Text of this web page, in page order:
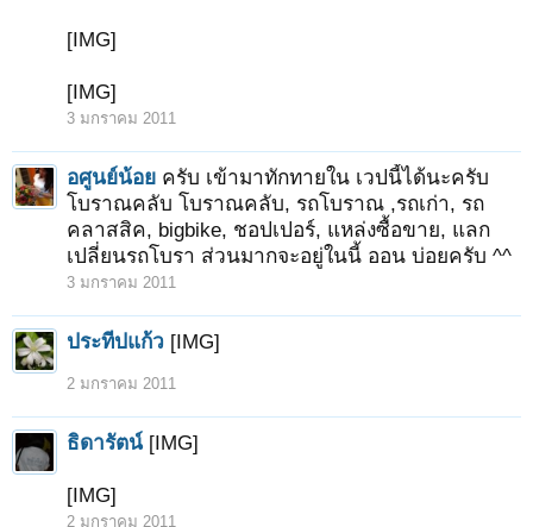
[IMG]
[IMG]
3 มกราคม 2011
อศูนย์น้อย ครับ เข้ามาทักทายใน เวปนี้ได้นะครับ
โบราณคลับ โบราณคลับ, รถโบราณ ,รถเก่า, รถ
คลาสสิค, bigbike, ชอปเปอร์, แหล่งซื้อขาย, แลก
เปลี่ยนรถโบรา ส่วนมากจะอยู่ในนี้ ออน บ่อยครับ ^^
3 มกราคม 2011
ประทีปแก้ว [IMG]
2 มกราคม 2011
ธิดารัตน์ [IMG]
[IMG]
2 มกราคม 2011